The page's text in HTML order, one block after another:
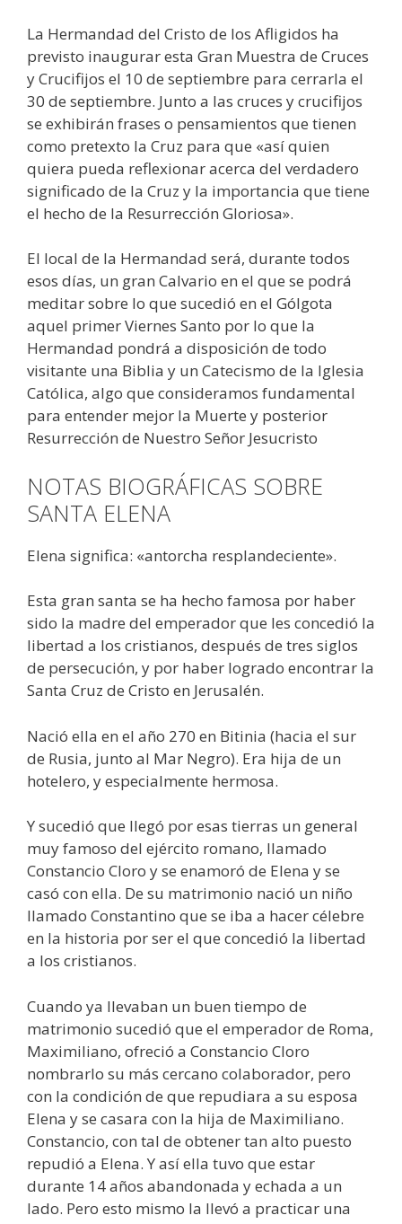
La Hermandad del Cristo de los Afligidos ha
previsto inaugurar esta Gran Muestra de Cruces
y Crucifijos el 10 de septiembre para cerrarla el
30 de septiembre. Junto a las cruces y crucifijos
se exhibirán frases o pensamientos que tienen
como pretexto la Cruz para que «así quien
quiera pueda reflexionar acerca del verdadero
significado de la Cruz y la importancia que tiene
el hecho de la Resurrección Gloriosa».
El local de la Hermandad será, durante todos
esos días, un gran Calvario en el que se podrá
meditar sobre lo que sucedió en el Gólgota
aquel primer Viernes Santo por lo que la
Hermandad pondrá a disposición de todo
visitante una Biblia y un Catecismo de la Iglesia
Católica, algo que consideramos fundamental
para entender mejor la Muerte y posterior
Resurrección de Nuestro Señor Jesucristo
NOTAS BIOGRÁFICAS SOBRE
SANTA ELENA
Elena significa: «antorcha resplandeciente».
Esta gran santa se ha hecho famosa por haber
sido la madre del emperador que les concedió la
libertad a los cristianos, después de tres siglos
de persecución, y por haber logrado encontrar la
Santa Cruz de Cristo en Jerusalén.
Nació ella en el año 270 en Bitinia (hacia el sur
de Rusia, junto al Mar Negro). Era hija de un
hotelero, y especialmente hermosa.
Y sucedió que llegó por esas tierras un general
muy famoso del ejército romano, llamado
Constancio Cloro y se enamoró de Elena y se
casó con ella. De su matrimonio nació un niño
llamado Constantino que se iba a hacer célebre
en la historia por ser el que concedió la libertad
a los cristianos.
Cuando ya llevaban un buen tiempo de
matrimonio sucedió que el emperador de Roma,
Maximiliano, ofreció a Constancio Cloro
nombrarlo su más cercano colaborador, pero
con la condición de que repudiara a su esposa
Elena y se casara con la hija de Maximiliano.
Constancio, con tal de obtener tan alto puesto
repudió a Elena. Y así ella tuvo que estar
durante 14 años abandonada y echada a un
lado. Pero esto mismo la llevó a practicar una